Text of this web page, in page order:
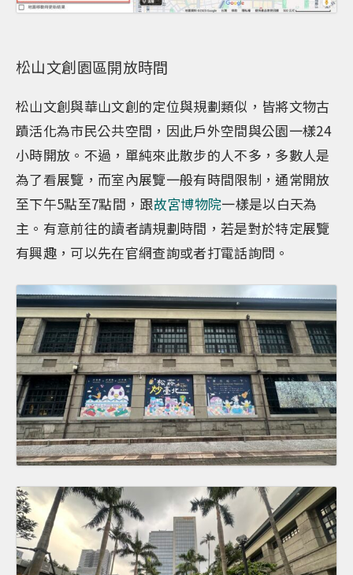
松山文創園區開放時間
松山文創與華山文創的定位與規劃類似，皆將文物古
蹟活化為市民公共空間，因此戶外空間與公園一樣24
小時開放。不過，單純來此散步的人不多，多數人是
為了看展覽，而室內展覽一般有時間限制，通常開放
至下午5點至7點間，跟故宮博物院一樣是以白天為
主。有意前往的讀者請規劃時間，若是對於特定展覽
有興趣，可以先在官網查詢或者打電話詢問。